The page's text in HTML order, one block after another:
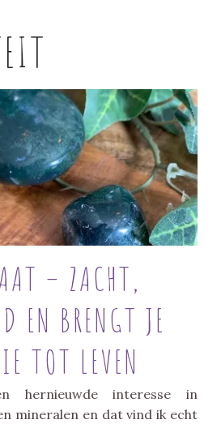
– ZACHT,
EN BRENGT JE
TOT LEVEN
hernieuwde interesse in
mineralen en dat vind ik echt